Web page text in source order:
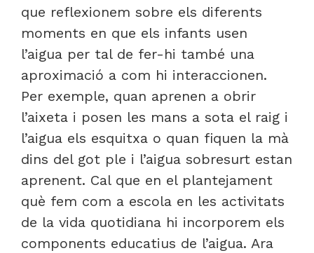
que reflexionem sobre els diferents
moments en que els infants usen
l’aigua per tal de fer-hi també una
aproximació a com hi interaccionen.
Per exemple, quan aprenen a obrir
l’aixeta i posen les mans a sota el raig i
l’aigua els esquitxa o quan fiquen la mà
dins del got ple i l’aigua sobresurt estan
aprenent. Cal que en el plantejament
què fem com a escola en les activitats
de la vida quotidiana hi incorporem els
components educatius de l’aigua. Ara